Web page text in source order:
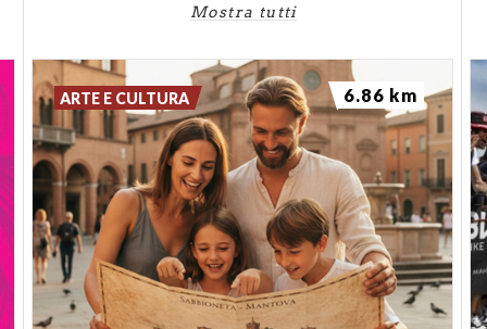
Mostra tutti
ARTE E CULTURA 6.86 km